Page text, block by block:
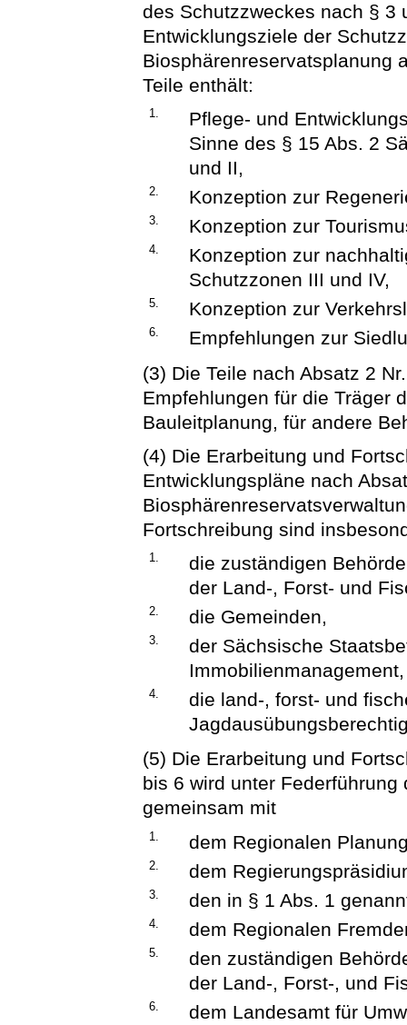
des Schutzzweckes nach § 3
Entwicklungsziele der
Biosphärenreservatsplanung
Teile enthält:
1.
Pflege- und
Sinne des § 15 Abs. 2
und II,
2. Konzeption zur
3. Konzeption zur
4.
Konzeption zur
Schutzzonen III und IV,
5. Konzeption zur
6.
Empfehlungen zur
(3) Die Teile nach Absatz 2
Empfehlungen für die Träger
Bauleitplanung, für andere
(4) Die Erarbeitung und
Entwicklungspläne nach
Fortschreibung sind
1.
die zuständigen
der Land-, Forst- und
2. die Gemeinden,
3.
der Sächsische
Immobilienmanagement,
4.
die land-, forst- und
(5) Die Erarbeitung und
bis 6 wird unter
gemeinsam mit
1. dem Regionalen
2. dem
3. den in § 1 Abs. 1
4. dem Regionalen
5.
den zuständigen
der Land-, Forst-, und
6. dem Landesamt für